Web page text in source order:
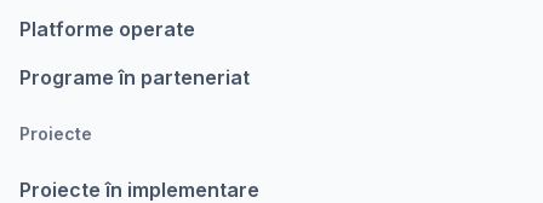
Platforme operate
Programe în parteneriat
Proiecte
Proiecte în implementare